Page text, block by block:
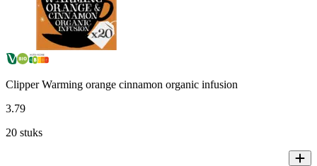
Clipper Warming orange cinnamon organic infusion
3.79
20 stuks